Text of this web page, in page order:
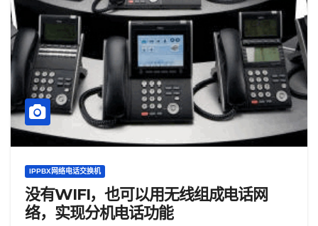
IPPBX网络电话交换机
没有WIFI，也可以用无线组成电话网
络，实现分机电话功能